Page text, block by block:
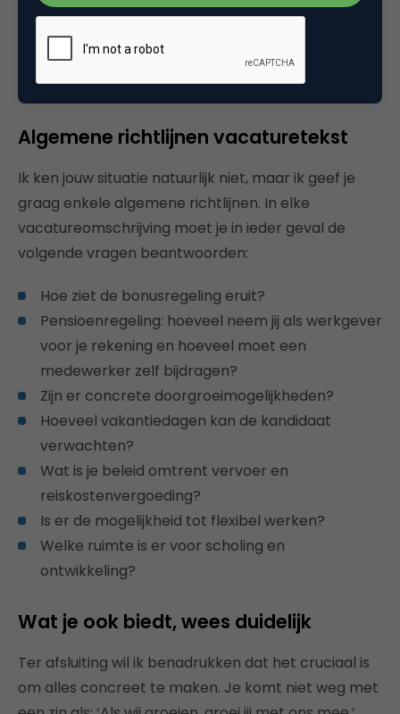
Wanneer mijn opdrachtgevers mij om advies
vragen vanwege de overspannen markt, zeg ik
altijd: “Pak pen en papier, want we gaan heel
specifiek worden!”
Algemene richtlijnen vacaturetekst
Ik ken jouw situatie natuurlijk niet, maar ik geef je
graag enkele algemene richtlijnen. In elke
vacatureomschrijving moet je in ieder geval de
volgende vragen beantwoorden:
Hoe ziet de bonusregeling eruit?
Pensioenregeling: hoeveel neem jij als werkgever
voor je rekening en hoeveel moet een
medewerker zelf bijdragen?
Zijn er concrete doorgroeimogelijkheden?
Hoeveel vakantiedagen kan de kandidaat
verwachten?
Wat is je beleid omtrent vervoer en
reiskostenvergoeding?
Is er de mogelijkheid tot flexibel werken?
Welke ruimte is er voor scholing en
ontwikkeling?
Wat je ook biedt, wees duidelijk
Ter afsluiting wil ik benadrukken dat het cruciaal is
om alles concreet te maken. Je komt niet weg met